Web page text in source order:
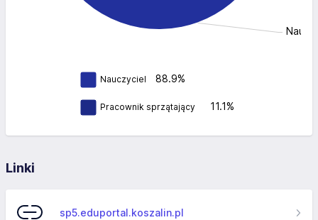
Nauczyciel 88.9%
Pracownik sprzątający 11.1%
Linki
sp5.eduportal.koszalin.pl